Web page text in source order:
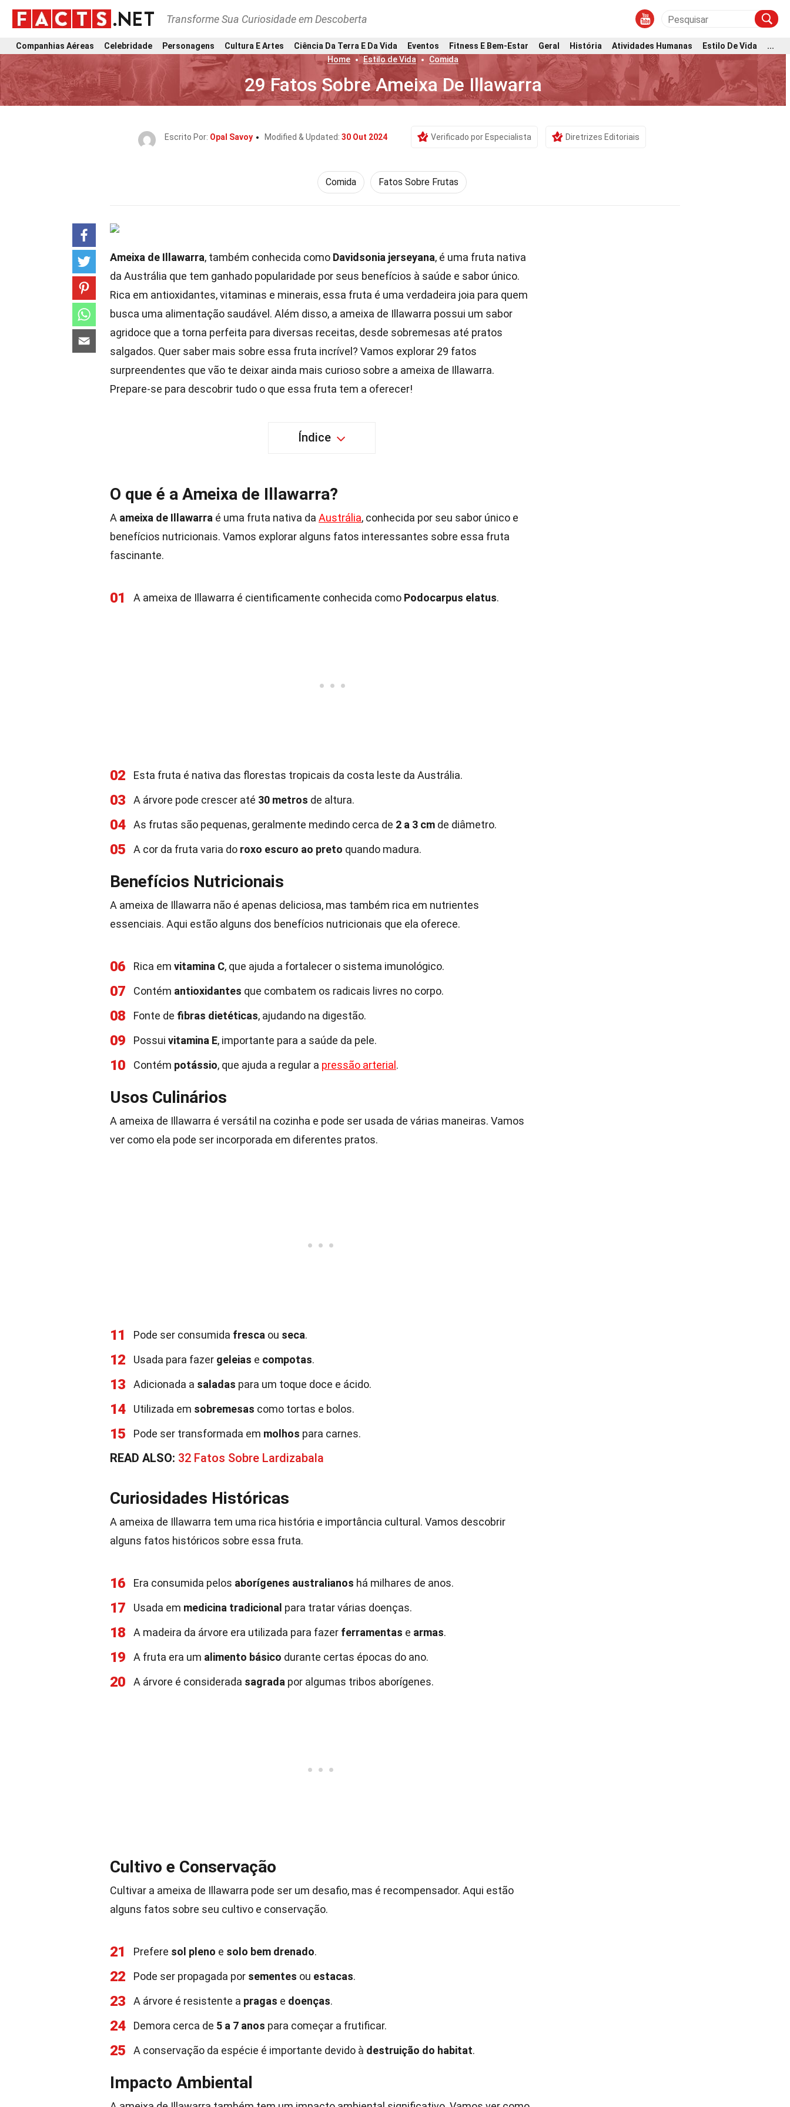
Transforme Sua Curiosidade em Descoberta
Companhias Aéreas Celebridade Personagens Cultura E Artes Ciência Da Terra E Da Vida Eventos Fitness E Bem-Estar Geral História Atividades Humanas Estilo De Vida
...
Home
Estilo de Vida Comida
29 Fatos Sobre Ameixa De Illawarra
Escrito Por: Opal Savoy Modified & Updated: 30 Out 2024 Verificado por Especialista Diretrizes Editoriais
Comida Fatos Sobre Frutas
Ameixa de Illawarra, também conhecida como Davidsonia jerseyana, é uma fruta nativa
da Austrália que tem ganhado popularidade por seus benefícios à saúde e sabor único.
Rica em antioxidantes, vitaminas e minerais, essa fruta é uma verdadeira joia para quem
busca uma alimentação saudável. Além disso, a ameixa de Illawarra possui um sabor
agridoce que a torna perfeita para diversas receitas, desde sobremesas até pratos
salgados. Quer saber mais sobre essa fruta incrível? Vamos explorar 29 fatos
surpreendentes que vão te deixar ainda mais curioso sobre a ameixa de Illawarra.
Prepare-se para descobrir tudo o que essa fruta tem a oferecer!
Índice
O que é a Ameixa de Illawarra?
A ameixa de Illawarra é uma fruta nativa da Austrália, conhecida por seu sabor único e
benefícios nutricionais. Vamos explorar alguns fatos interessantes sobre essa fruta
fascinante.
01 A ameixa de Illawarra é cientificamente conhecida como Podocarpus elatus.
02 Esta fruta é nativa das florestas tropicais da costa leste da Austrália.
03 A árvore pode crescer até 30 metros de altura.
04 As frutas são pequenas, geralmente medindo cerca de 2 a 3 cm de diâmetro.
05 A cor da fruta varia do roxo escuro ao preto quando madura.
Benefícios Nutricionais
A ameixa de Illawarra não é apenas deliciosa, mas também rica em nutrientes
essenciais. Aqui estão alguns dos benefícios nutricionais que ela oferece.
06 Rica em vitamina C, que ajuda a fortalecer o sistema imunológico.
07 Contém antioxidantes que combatem os radicais livres no corpo.
08 Fonte de fibras dietéticas, ajudando na digestão.
09 Possui vitamina E, importante para a saúde da pele.
10 Contém potássio, que ajuda a regular a pressão arterial .
Usos Culinários
A ameixa de Illawarra é versátil na cozinha e pode ser usada de várias maneiras. Vamos
ver como ela pode ser incorporada em diferentes pratos.
11 Pode ser consumida fresca ou seca.
12 Usada para fazer geleias e compotas.
13 Adicionada a saladas para um toque doce e ácido.
14 Utilizada em sobremesas como tortas e bolos.
15 Pode ser transformada em molhos para carnes.
READ ALSO: 32 Fatos Sobre Lardizabala
Curiosidades Históricas
A ameixa de Illawarra tem uma rica história e importância cultural. Vamos descobrir
alguns fatos históricos sobre essa fruta.
16 Era consumida pelos aborígenes australianos há milhares de anos.
17 Usada em medicina tradicional para tratar várias doenças.
18 A madeira da árvore era utilizada para fazer ferramentas e armas.
19 A fruta era um alimento básico durante certas épocas do ano.
20 A árvore é considerada sagrada por algumas tribos aborígenes.
Cultivo e Conservação
Cultivar a ameixa de Illawarra pode ser um desafio, mas é recompensador. Aqui estão
alguns fatos sobre seu cultivo e conservação.
21 Prefere sol pleno e solo bem drenado.
22 Pode ser propagada por sementes ou estacas.
23 A árvore é resistente a pragas e doenças.
24 Demora cerca de 5 a 7 anos para começar a frutificar.
25 A conservação da espécie é importante devido à destruição do habitat.
Impacto Ambiental